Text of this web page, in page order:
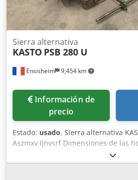
Ensisheim 9,454 km
Sierra alternativa
KASTO PSB 280 U
Información de
precio
Estado: usado, Sierra alternativa
Aszmxv Ijnvsrf Dimensiones de las
x 2 mm de grosor Capacidad de
Capacidad de corte en cuadrado:
de corte rectangular: 280 x 160 mm